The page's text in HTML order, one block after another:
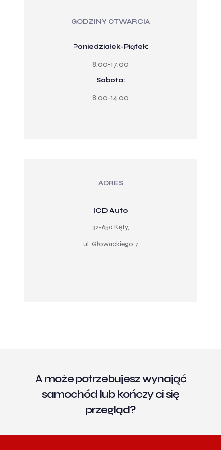
GODZINY OTWARCIA
Poniedziałek-Piątek:
8.00-17.00
Sobota:
8.00-14.00
ADRES
ICD Auto
32-650 Kęty,
ul. Głowackiego 7
A może potrzebujesz wynająć
samochód lub kończy ci się
przegląd?